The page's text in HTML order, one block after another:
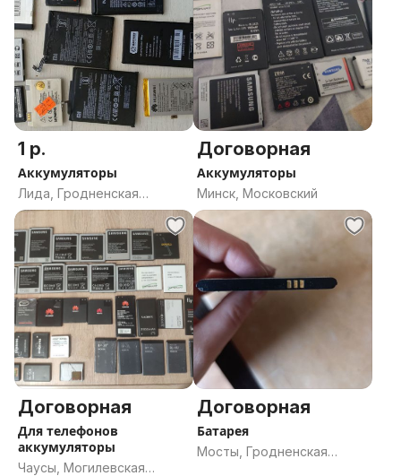
1 р.
Аккумуляторы
Лида, Гродненская
область
Договорная
Аккумуляторы
Минск, Московский
Договорная
Для телефонов
аккумуляторы
Чаусы, Могилевская
Договорная
Батарея
Мосты, Гродненская